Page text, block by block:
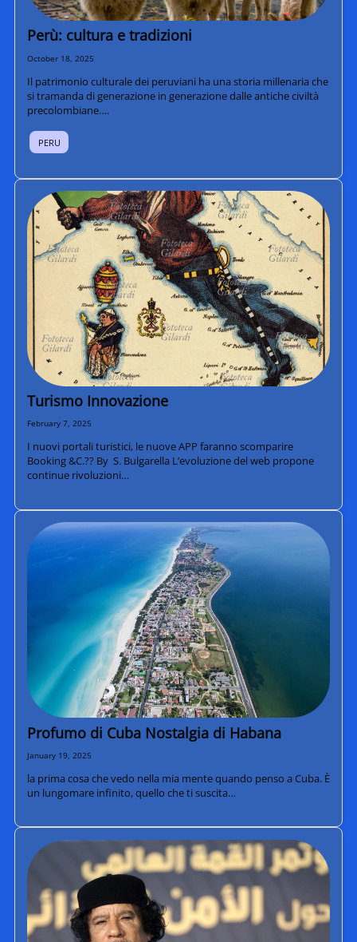
Perù: cultura e tradizioni
October 18, 2025
Il patrimonio culturale dei peruviani ha una storia millenaria che
si tramanda di generazione in generazione dalle antiche civiltà
precolombiane….
PERU
Turismo Innovazione
February 7, 2025
I nuovi portali turistici, le nuove APP faranno scomparire
Booking &C.?? By S. Bulgarella L’evoluzione del web propone
continue rivoluzioni…
Profumo di Cuba Nostalgia di Habana
January 19, 2025
la prima cosa che vedo nella mia mente quando penso a Cuba. È
un lungomare infinito, quello che ti suscita…